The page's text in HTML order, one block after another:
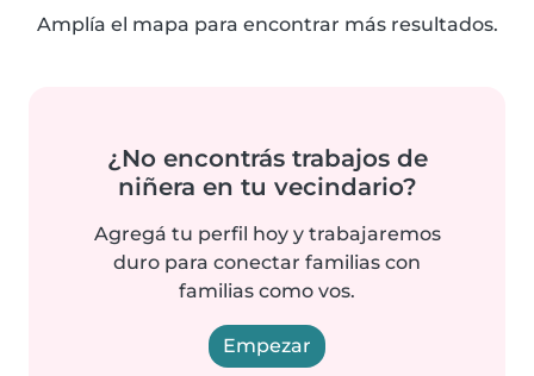
Amplía el mapa para encontrar más resultados.
¿No encontrás trabajos de
niñera en tu vecindario?
Agregá tu perfil hoy y trabajaremos
duro para conectar familias con
familias como vos.
Empezar